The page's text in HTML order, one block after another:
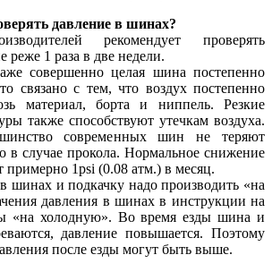
давление в шинах?
рекомендует проверять
реже 1 раза в две недели.
совершенно целая шина постепенно
связано с тем, что воздух постепенно
материал, борта и ниппель. Резкие
также способствуют утечкам воздуха.
современных шин не теряют
в случае прокола. Нормальное снижение
примерно 1psi (0.08 атм.) в месяц.
шинах и подкачку надо производить «на
давления в шинах в инструкции на
«на холодную». Во время езды шина и
давление повышается. Поэтому
после езды могут быть выше.